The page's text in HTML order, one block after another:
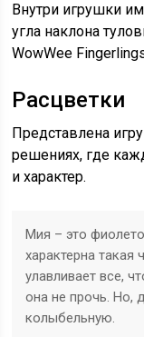
Внутри игрушки
угла наклона
WowWee
Расцветки
Представлена
решениях, где
и характер.
Мия – это
характерна такая
улавливает все,
она не прочь. Но,
колыбельную.